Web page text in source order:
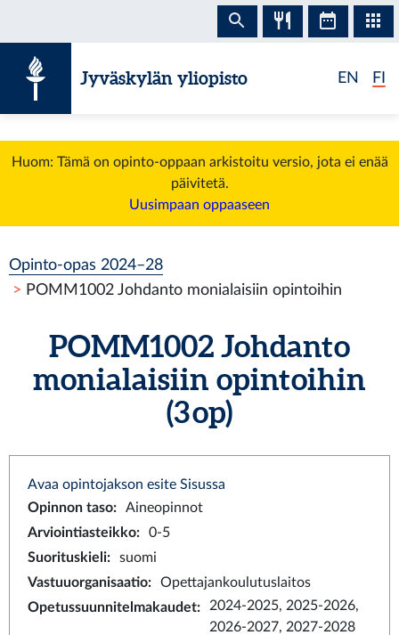
Jyväskylän yliopisto EN FI
Huom: Tämä on opinto-oppaan arkistoitu versio, jota ei enää
päivitetä.
Uusimpaan oppaaseen
Opinto-opas 2024–28
POMM1002 Johdanto monialaisiin opintoihin
POMM1002 Johdanto
monialaisiin opintoihin
(3 op)
Avaa opintojakson esite Sisussa
Opinnon taso:
Aineopinnot
Arviointiasteikko:
0-5
Suorituskieli:
suomi
Vastuuorganisaatio:
Opettajankoulutuslaitos
Opetussuunnitelmakaudet:
2024-2025, 2025-2026,
2026-2027, 2027-2028